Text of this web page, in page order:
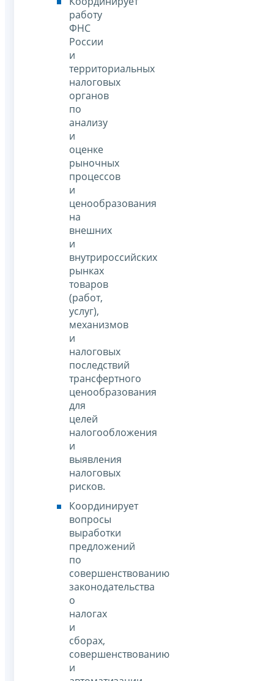
работу
ФНС
России
и
территориальных
налоговых
органов
по
анализу
и
оценке
рыночных
процессов
и
ценообразования
на
внешних
и
внутрироссийских
рынках
товаров
(работ,
услуг),
механизмов
и
налоговых
последствий
трансфертного
ценообразования
для
целей
налогообложения
и
выявления
налоговых
рисков.
Координирует
вопросы
выработки
предложений
по
совершенствованию
законодательства
о
налогах
и
сборах,
совершенствованию
и